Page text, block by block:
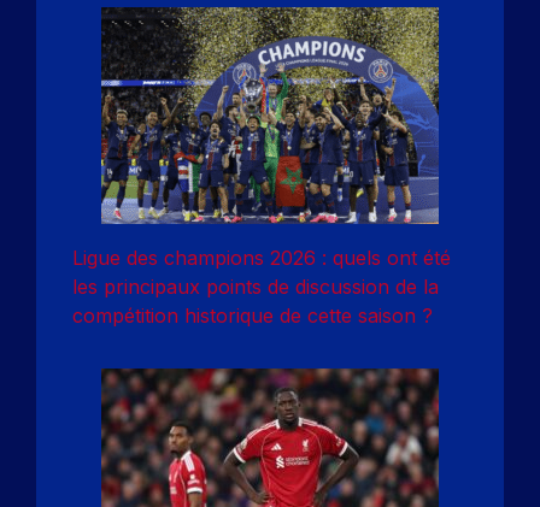
Ligue des champions 2026 : quels ont été
les principaux points de discussion de la
compétition historique de cette saison ?